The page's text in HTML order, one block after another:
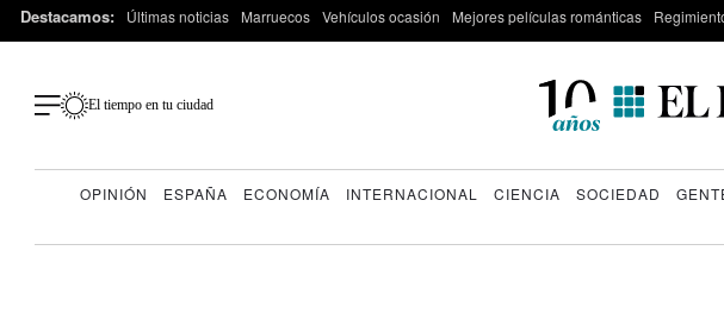
Destacamos: Últimas noticias Marruecos Vehículos ocasión Mejores películas románticas
El tiempo en tu ciudad
OPINIÓN ESPAÑA ECONOMÍA INTERNACIONAL CIENCIA SOCIEDAD